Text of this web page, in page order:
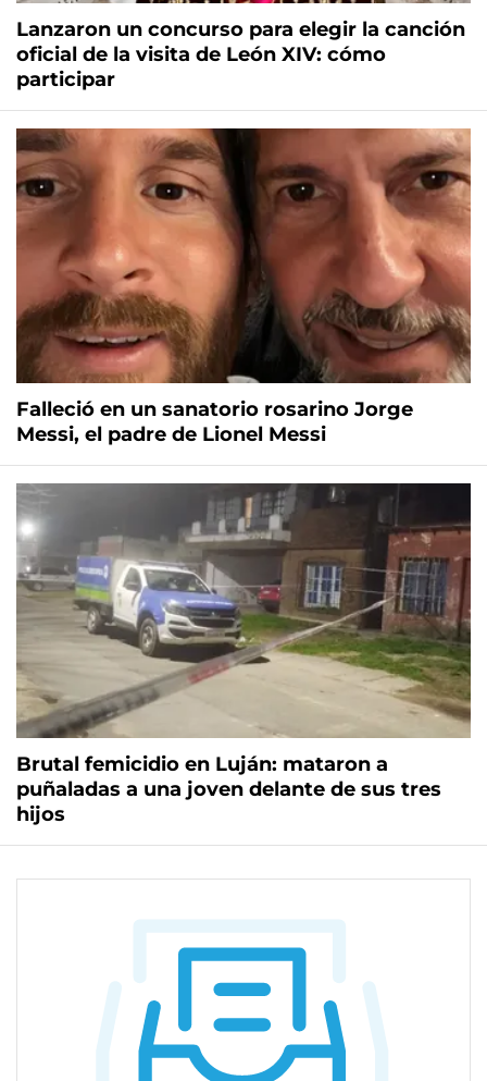
Lanzaron un concurso para elegir la canción
oficial de la visita de León XIV: cómo
participar
Falleció en un sanatorio rosarino Jorge
Messi, el padre de Lionel Messi
Brutal femicidio en Luján: mataron a
puñaladas a una joven delante de sus tres
hijos